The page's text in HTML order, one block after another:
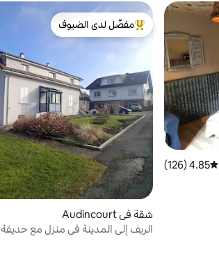
متوسط التقييم 4.85 من 5، 126 مراجعات
4.85 (126)
من أبرز البيوت المفضّلة لدى الضيوف
مفضّل لدى الضيوف
شقة في Audincourt
الريف إلى المدينة في منزل مع حديقة